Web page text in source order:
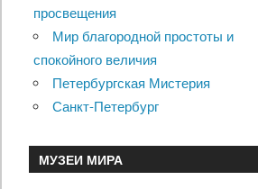
просвещения
Мир благородной простоты и
спокойного величия
Петербургская Мистерия
Санкт-Петербург
МУЗЕИ МИРА